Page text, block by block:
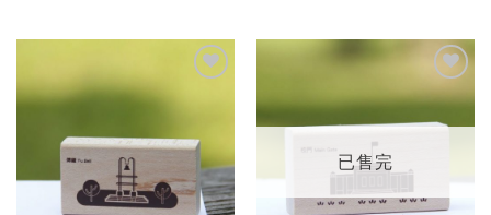
單」
加入
望輕
已售完